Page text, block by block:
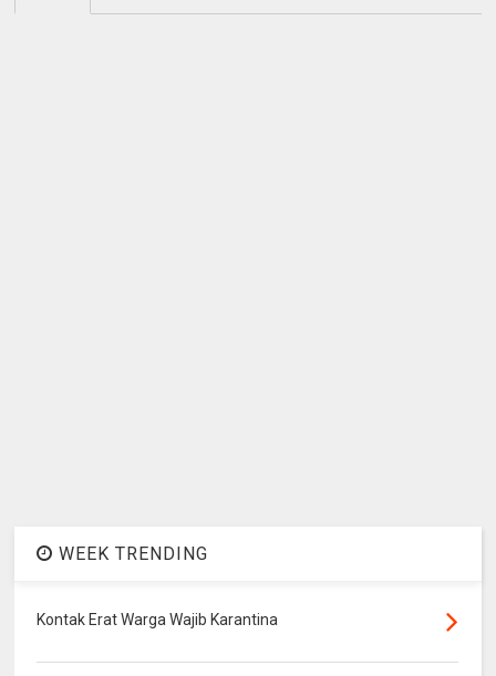
WEEK TRENDING
Kontak Erat Warga Wajib Karantina